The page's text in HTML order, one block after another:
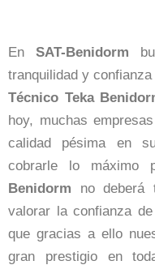
EnSAT-Benidorm
tranquilidad y
Técnico Teka
hoy, muchas
calidad pésima en
cobrarle lo máximo
Benidorm no deberá
valorar la confianza
que gracias a ello
gran prestigio en